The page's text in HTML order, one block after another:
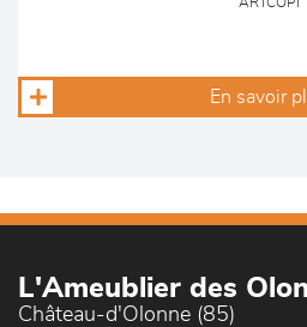
ARTCOPI
En savoir
L'Ameublier des
Château-d'Olonne (85)